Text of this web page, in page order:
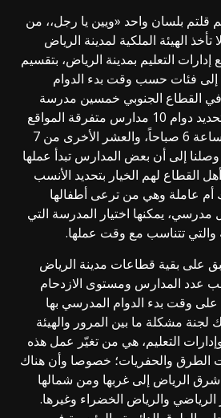
قلتم بلسان واحد «ويين يا رجل،، من
الهيئة الملكية لمدينة الرياض
إدارات التعليم بمدينة الرياض، بتقسيم
فئات حسب وقت بدء الدوام
في القطاع الجنوبي خمسين مدرسة
على سبيل المثال، يتم تحديد دوام 10 مدارس متفرقة المواقع
في نفس القطاع من الساعة 6 صباحاً، والعشر الأخرى من 7
إلى أن بعض المدارس تبدأ عملها
أن أهل القطاع لهم الخيار بتحديد الأنسب
أم عاملة وهي من ترعى أطفالها
مدرسي، يمكنها اختيار المدرسة التي
والتي تتناسب مع وقت عملها.
على بقية قطاعات مدينة الرياض
المدارس ومستوى الازدحام
على وقت بدء الدوام المدرسي بها
مشكلة ما بين المرور والهيئة
التعليم، هي من تغيّر عمل هذه
الطرق والحفريات؛ خصوصا وأن هناك
الرياض إلى غربها ومن شمالها
الرياضي والرياض الخضراء وغيرها.